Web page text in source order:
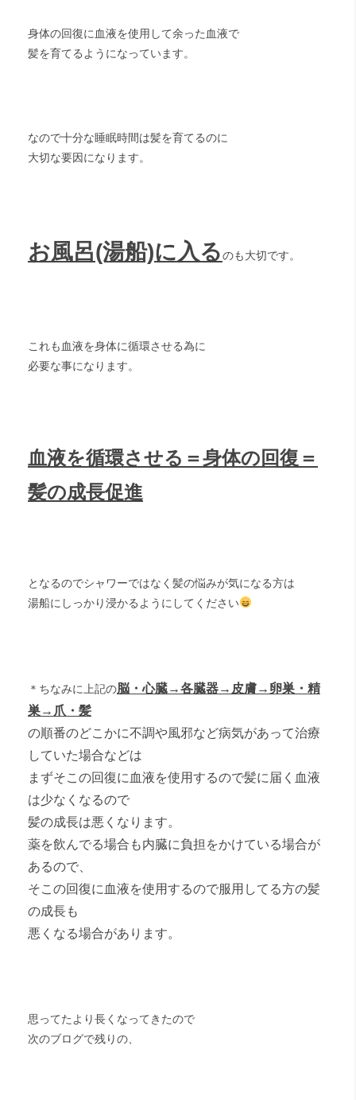
身体の回復に血液を使用して余った血液で
髪を育てるようになっています。
なので十分な睡眠時間は髪を育てるのに
大切な要因になります。
お風呂(湯船)に入るのも大切です。
これも血液を身体に循環させる為に
必要な事になります。
血液を循環させる＝身体の回復＝
髪の成長促進
となるのでシャワーではなく髪の悩みが気になる方は
湯船にしっかり浸かるようにしてください
＊ちなみに上記の脳・心臓→各臓器→皮膚→卵巣・精
巣→爪・髪
の順番のどこかに不調や風邪など病気があって治療
していた場合などは
まずそこの回復に血液を使用するので髪に届く血液
は少なくなるので
髪の成長は悪くなります。
薬を飲んでる場合も内臓に負担をかけている場合が
あるので、
そこの回復に血液を使用するので服用してる方の髪
の成長も
悪くなる場合があります。
思ってたより長くなってきたので
次のブログで残りの、